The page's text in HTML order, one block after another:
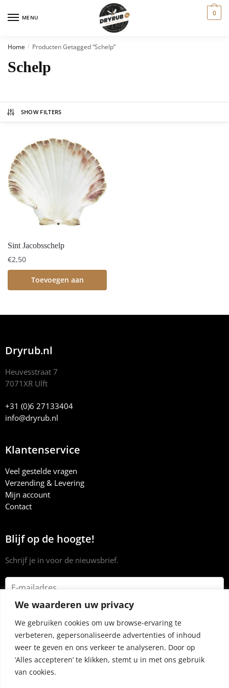
We waarderen uw privacy
We gebruiken cookies om uw browse-ervaring te
verbeteren, gepersonaliseerde advertenties of inhoud
weer te geven en ons verkeer te analyseren. Door op
‘Alles accepteren’ te klikken, stemt u in met ons gebruik
van cookies.
MENU 0
Home / Producten Getagged “schelp”
Schelp
SHOW FILTERS
Sint Jacobsschelp
€2,50
Toevoegen aan
Dryrub.nl
Heuvesstraat 7
7071XR Ulft
+31 (0)6 27133404
info@dryrub.nl
Klantenservice
Veel gestelde vragen
Verzending & Levering
Mijn account
Contact
Blijf op de hoogte!
Schrijf je in voor de nieuwsbrief.